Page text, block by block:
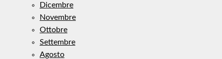
Dicembre
Novembre
Ottobre
Settembre
Agosto